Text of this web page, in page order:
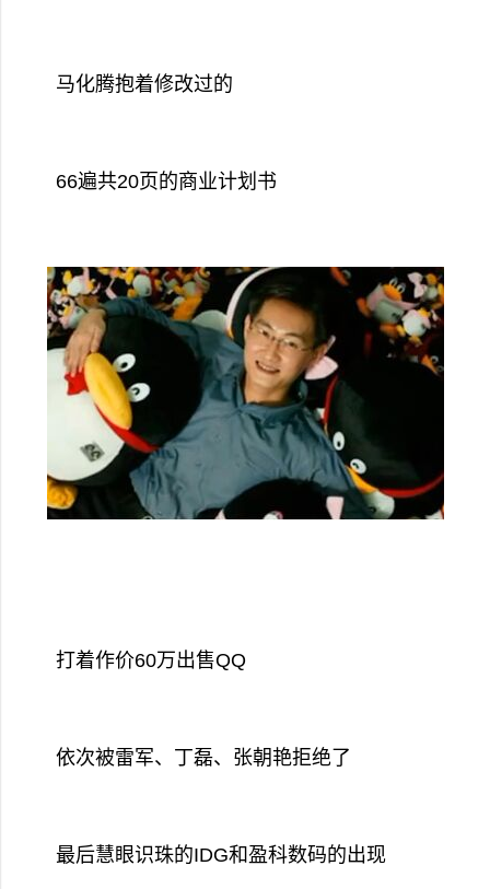
马化腾抱着修改过的
66遍共20页的商业计划书
打着作价60万出售QQ
依次被雷军、丁磊、张朝艳拒绝了
最后慧眼识珠的IDG和盈科数码的出现